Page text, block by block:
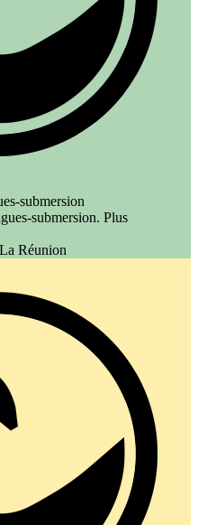
submersion
submersion. Plus
Réunion